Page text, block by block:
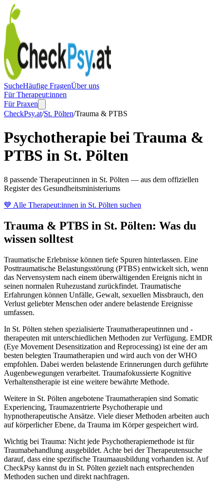
SucheHäufige FragenÜber uns
Für Therapeut:innen
Für Praxen
CheckPsy.at/St. Pölten/Trauma & PTBS
Psychotherapie bei Trauma &
PTBS in St. Pölten
8 passende Therapeut:innen in St. Pölten — aus dem offiziellen
Register des Gesundheitsministeriums
💙 Alle Therapeut:innen in St. Pölten suchen
Trauma & PTBS in St. Pölten: Was du
wissen solltest
Traumatische Erlebnisse können tiefe Spuren hinterlassen. Eine
Posttraumatische Belastungsstörung (PTBS) entwickelt sich, wenn
das Nervensystem nach einem überwältigenden Ereignis nicht in
seinen normalen Ruhezustand zurückfindet. Traumatische
Erfahrungen können Unfälle, Gewalt, sexuellen Missbrauch, den
Verlust geliebter Menschen oder andere belastende Ereignisse
umfassen.
In St. Pölten stehen spezialisierte Traumatherapeutinnen und -
therapeuten mit unterschiedlichen Methoden zur Verfügung. EMDR
(Eye Movement Desensitization and Reprocessing) ist eine der am
besten belegten Traumatherapien und wird auch von der WHO
empfohlen. Dabei werden belastende Erinnerungen durch geführte
Augenbewegungen verarbeitet. Traumafokussierte Kognitive
Verhaltenstherapie ist eine weitere bewährte Methode.
Weitere in St. Pölten angebotene Traumatherapien sind Somatic
Experiencing, Traumazentrierte Psychotherapie und
hypnotherapeutische Ansätze. Viele dieser Methoden arbeiten auch
auf körperlicher Ebene, da Trauma im Körper gespeichert wird.
Wichtig bei Trauma: Nicht jede Psychotherapiemethode ist für
Traumabehandlung ausgebildet. Achte bei der Therapeutensuche
darauf, dass eine spezifische Traumaausbildung vorhanden ist. Auf
CheckPsy kannst du in St. Pölten gezielt nach entsprechenden
Methoden suchen und direkt nachfragen.